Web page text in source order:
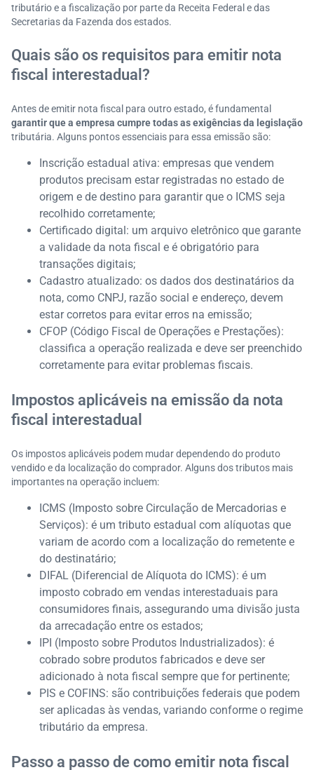
tributário e a fiscalização por parte da Receita Federal e das
Secretarias da Fazenda dos estados.
Quais são os requisitos para emitir nota
fiscal interestadual?
Antes de emitir nota fiscal para outro estado, é fundamental
garantir que a empresa cumpre todas as exigências da legislação
tributária. Alguns pontos essenciais para essa emissão são:
Inscrição estadual ativa: empresas que vendem
produtos precisam estar registradas no estado de
origem e de destino para garantir que o ICMS seja
recolhido corretamente;
Certificado digital: um arquivo eletrônico que garante
a validade da nota fiscal e é obrigatório para
transações digitais;
Cadastro atualizado: os dados dos destinatários da
nota, como CNPJ, razão social e endereço, devem
estar corretos para evitar erros na emissão;
CFOP (Código Fiscal de Operações e Prestações):
classifica a operação realizada e deve ser preenchido
corretamente para evitar problemas fiscais.
Impostos aplicáveis na emissão da nota
fiscal interestadual
Os impostos aplicáveis podem mudar dependendo do produto
vendido e da localização do comprador. Alguns dos tributos mais
importantes na operação incluem:
ICMS (Imposto sobre Circulação de Mercadorias e
Serviços): é um tributo estadual com alíquotas que
variam de acordo com a localização do remetente e
do destinatário;
DIFAL (Diferencial de Alíquota do ICMS): é um
imposto cobrado em vendas interestaduais para
consumidores finais, assegurando uma divisão justa
da arrecadação entre os estados;
IPI (Imposto sobre Produtos Industrializados): é
cobrado sobre produtos fabricados e deve ser
adicionado à nota fiscal sempre que for pertinente;
PIS e COFINS: são contribuições federais que podem
ser aplicadas às vendas, variando conforme o regime
tributário da empresa.
Passo a passo de como emitir nota fiscal